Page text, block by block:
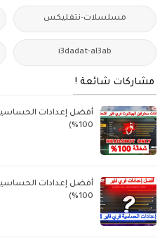
مسلسلات-نتفليكس
i3dadat-al3ab
مشاركات شائعة !
100%)
100%)